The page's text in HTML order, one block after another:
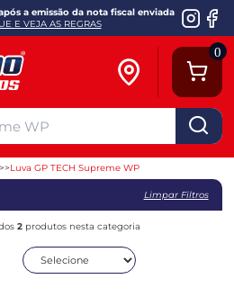
a emissão da nota fiscal enviada
E VEJA AS REGRAS
0
Luva GP TECH Supreme WP
Limpar Filtros
2 produtos nesta categoria